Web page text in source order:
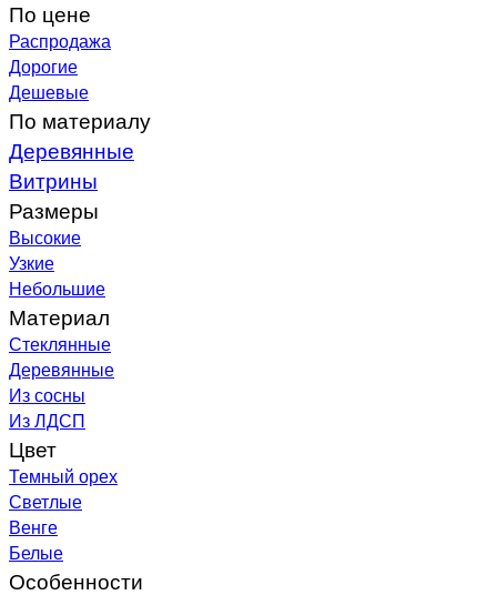
По цене
Распродажа
Дорогие
Дешевые
По материалу
Деревянные
Витрины
Размеры
Высокие
Узкие
Небольшие
Материал
Стеклянные
Деревянные
Из сосны
Из ЛДСП
Цвет
Темный орех
Светлые
Венге
Белые
Особенности